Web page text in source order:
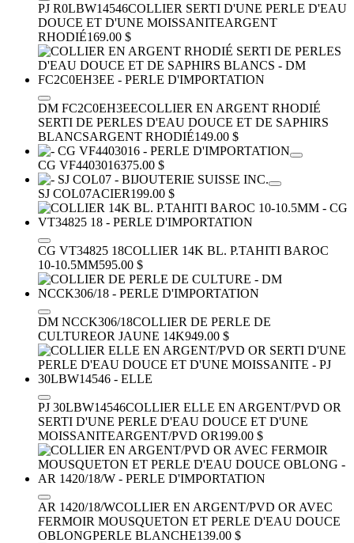
PJ R0LBW14546COLLIER SERTI D'UNE PERLE D'EAU
DOUCE ET D'UNE MOISSANITEARGENT
RHODIÉ169.00 $
DM FC2C0EH3EECOLLIER EN ARGENT RHODIÉ
SERTI DE PERLES D'EAU DOUCE ET DE SAPHIRS
BLANCSARGENT RHODIÉ149.00 $
CG VF4403016375.00 $
SJ COL07ACIER199.00 $
CG VT34825 18COLLIER 14K BL. P.TAHITI BAROC
10-10.5MM595.00 $
DM NCCK306/18COLLIER DE PERLE DE
CULTUREOR JAUNE 14K949.00 $
PJ 30LBW14546COLLIER ELLE EN ARGENT/PVD OR
SERTI D'UNE PERLE D'EAU DOUCE ET D'UNE
MOISSANITEARGENT/PVD OR199.00 $
AR 1420/18/WCOLLIER EN ARGENT/PVD OR AVEC
FERMOIR MOUSQUETON ET PERLE D'EAU DOUCE
OBLONGPERLE BLANCHE139.00 $